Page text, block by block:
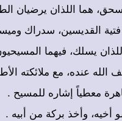
هما اللذان يرضيان
فتية القديسين، سدراك
يسلك، فيهما
عنده، مع ملائكته
معطياً إشاره للمسيح .
وأخذ بركة من أبيه .